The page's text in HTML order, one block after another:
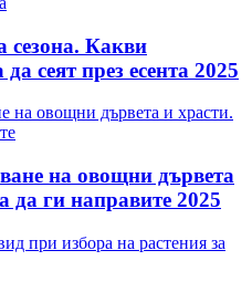
сезона. Какви
сеят през есента 2025
на овощни дървета
да ги направите 2025